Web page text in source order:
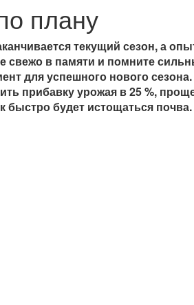
плану
текущий сезон, а
свежо в памяти и помните
для успешного нового
прибавку урожая в 25 %,
быстро будет истощаться почва.